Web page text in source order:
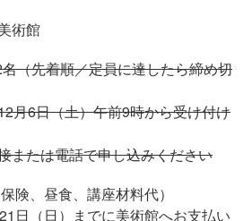
術館
先着順／定員に達したら締め切
月6日（土）午前9時から受け付け
または電話で申し込みください
険、昼食、講座材料代）
日（日）までに美術館へお支払い